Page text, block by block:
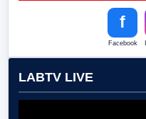
f
Facebook
LABTV LIVE